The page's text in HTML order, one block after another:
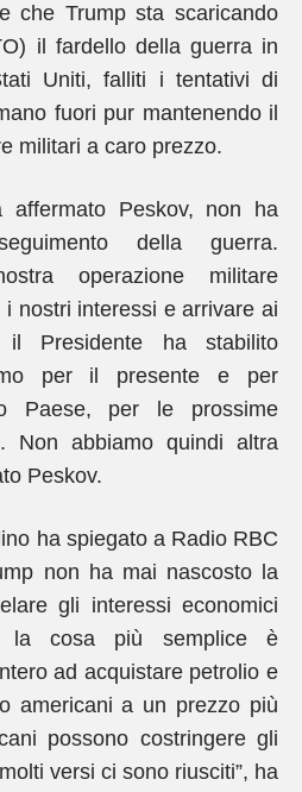
che Trump sta scaricando
il fardello della guerra in
Uniti, falliti i tentativi di
fuori pur mantenendo il
militari a caro prezzo.
affermato Peskov, non ha
della guerra.
operazione militare
nostri interessi e arrivare ai
Presidente ha stabilito
per il presente e per
Paese, per le prossime
Non abbiamo quindi altra
Peskov.
ha spiegato a Radio RBC
non ha mai nascosto la
gli interessi economici
cosa più semplice è
ad acquistare petrolio e
americani a un prezzo più
possono costringere gli
versi ci sono riusciti”, ha